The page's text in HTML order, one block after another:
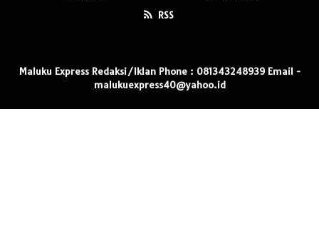
RSS
Maluku Express Redaksi/Iklan Phone : 081343248939 Email -
malukuexpress40@yahoo.id